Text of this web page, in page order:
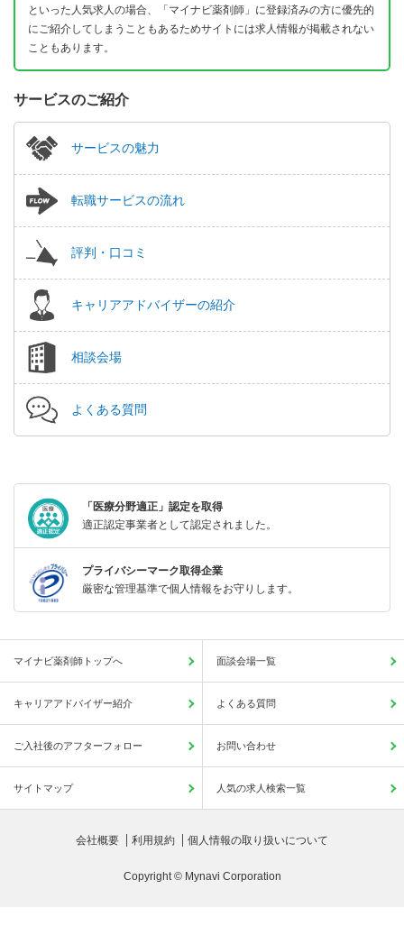
といった人気求人の場合、「マイナビ薬剤師」に登録済みの方に優先的
にご紹介してしまうこともあるためサイトには求人情報が掲載されない
こともあります。
サービスのご紹介
サービスの魅力
転職サービスの流れ
評判・口コミ
キャリアアドバイザーの紹介
相談会場
よくある質問
「医療分野適正」認定を取得
適正認定事業者として認定されました。
プライバシーマーク取得企業
厳密な管理基準で個人情報をお守りします。
マイナビ薬剤師トップへ 面談会場一覧
キャリアアドバイザー紹介 よくある質問
ご入社後のアフターフォロー お問い合わせ
サイトマップ 人気の求人検索一覧
会社概要 利用規約 個人情報の取り扱いについて
Copyright © Mynavi Corporation